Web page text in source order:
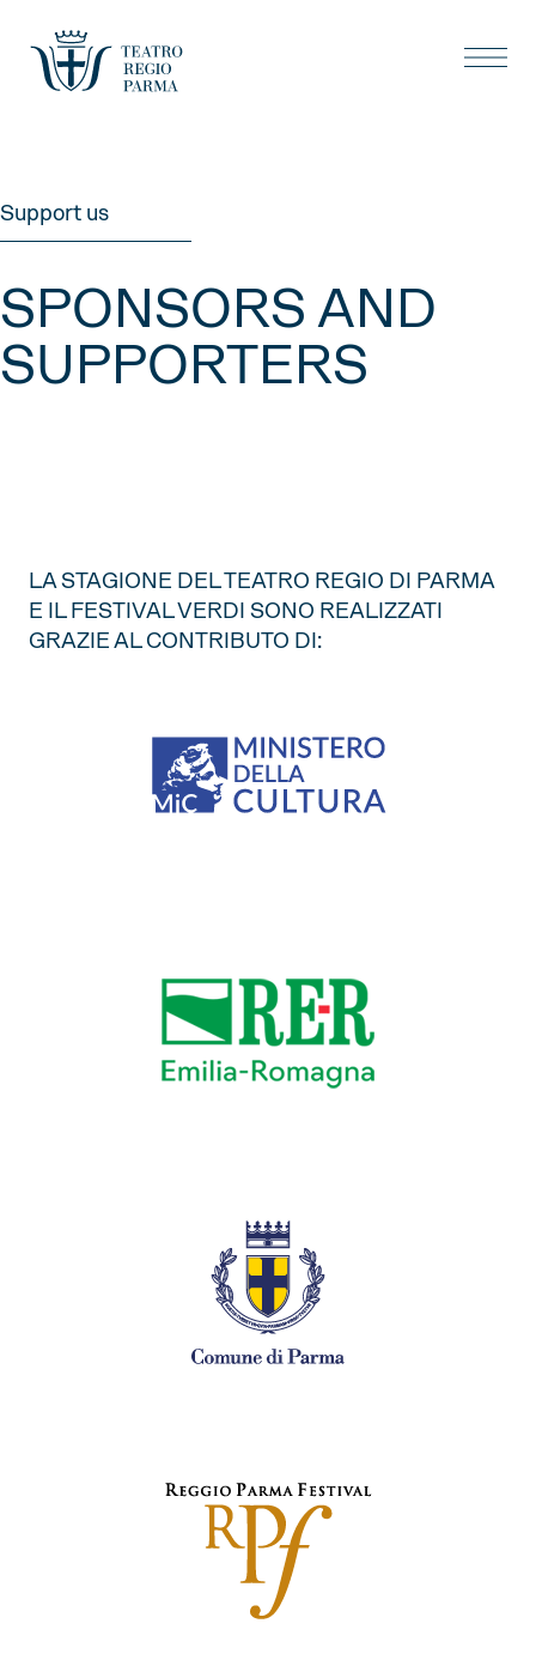
Support us
SPONSORS AND
SUPPORTERS
LA STAGIONE DEL TEATRO REGIO DI PARMA
E IL FESTIVAL VERDI SONO REALIZZATI
GRAZIE AL CONTRIBUTO DI: